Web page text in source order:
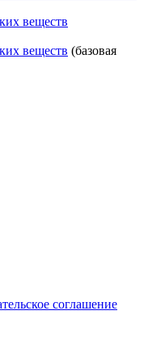
веществ
веществ (базовая
соглашение